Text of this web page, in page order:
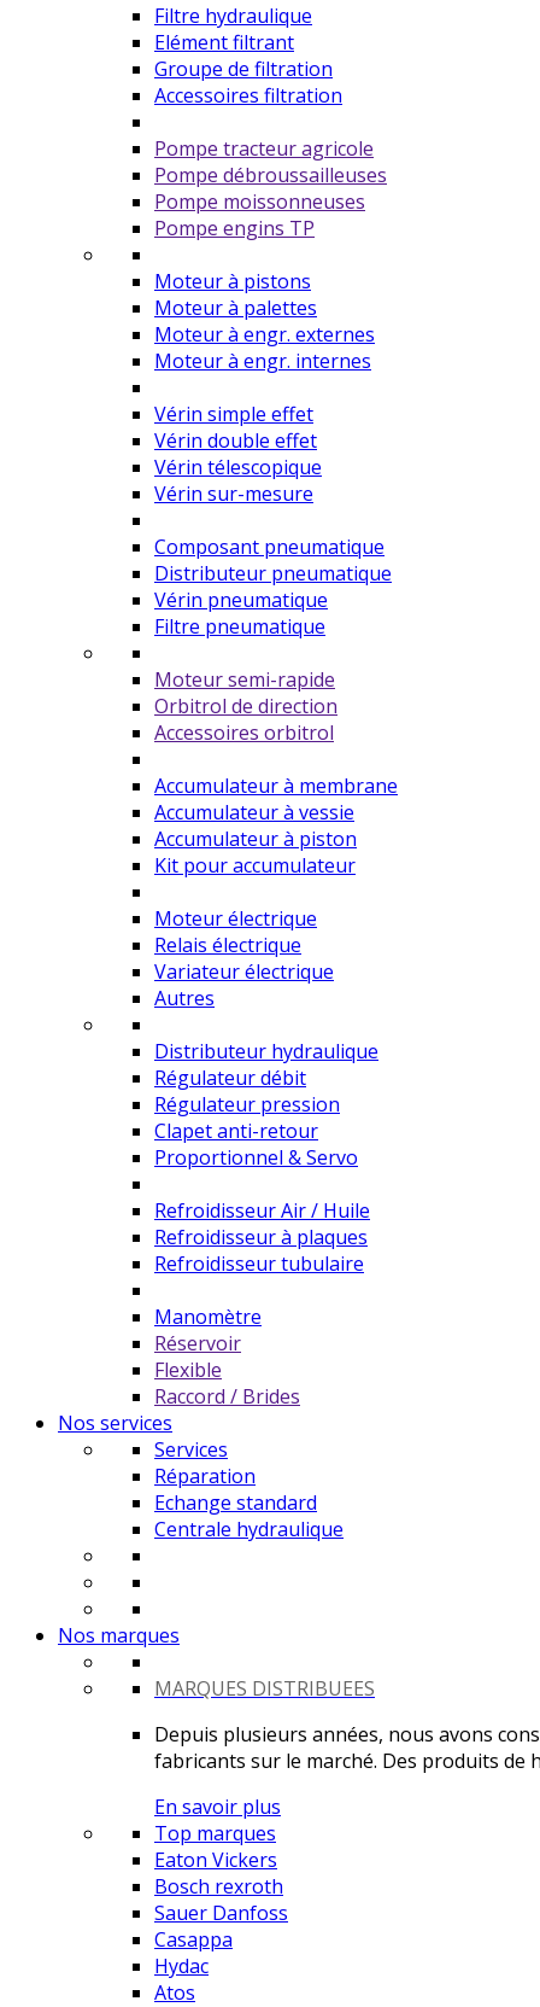
Filtre hydraulique
Elément filtrant
Groupe de filtration
Accessoires filtration
Pompe tracteur agricole
Pompe débroussailleuses
Pompe moissonneuses
Pompe engins TP
Moteur à pistons
Moteur à palettes
Moteur à engr. externes
Moteur à engr. internes
Vérin simple effet
Vérin double effet
Vérin télescopique
Vérin sur-mesure
Composant pneumatique
Distributeur pneumatique
Vérin pneumatique
Filtre pneumatique
Moteur semi-rapide
Orbitrol de direction
Accessoires orbitrol
Accumulateur à membrane
Accumulateur à vessie
Accumulateur à piston
Kit pour accumulateur
Moteur électrique
Relais électrique
Variateur électrique
Autres
Distributeur hydraulique
Régulateur débit
Régulateur pression
Clapet anti-retour
Proportionnel & Servo
Refroidisseur Air / Huile
Refroidisseur à plaques
Refroidisseur tubulaire
Manomètre
Réservoir
Flexible
Raccord / Brides
Nos services
Services
Réparation
Echange standard
Centrale hydraulique
Nos marques
MARQUES DISTRIBUEES
Depuis plusieurs années, nous avons
fabricants sur le marché. Des produits de
En savoir plus
Top marques
Eaton Vickers
Bosch rexroth
Sauer Danfoss
Casappa
Hydac
Atos